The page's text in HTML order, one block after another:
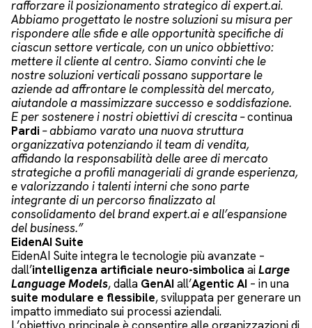
rafforzare il posizionamento strategico di expert.ai.
Abbiamo progettato le nostre soluzioni su misura per
rispondere alle sfide e alle opportunità specifiche di
ciascun settore verticale, con un unico obbiettivo:
mettere il cliente al centro. Siamo convinti che le
nostre soluzioni verticali possano supportare le
aziende ad affrontare le complessità del mercato,
aiutandole a massimizzare successo e soddisfazione.
E per sostenere i nostri obiettivi di crescita –continua
Pardi– abbiamo varato una nuova struttura
organizzativa potenziando il team di vendita,
affidando la responsabilità delle aree di mercato
strategiche a profili manageriali di grande esperienza,
e valorizzando i talenti interni che sono parte
integrante di un percorso finalizzato al
consolidamento del brand expert.ai e all’espansione
del business.”
EidenAI Suite
EidenAI Suite integra le tecnologie più avanzate –
dall’intelligenza artificiale neuro-simbolica aiLarge
Language Models, dalla GenAIall’Agentic AI – in una
suite modulare e flessibile, sviluppata per generare un
impatto immediato sui processi aziendali.